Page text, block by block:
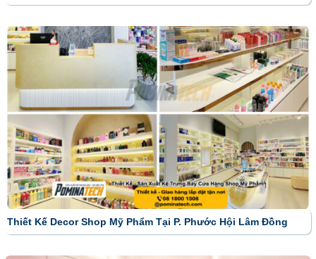
Thiết Kế Decor Shop Mỹ Phẩm Tại P. Phước Hội Lâm Đồng